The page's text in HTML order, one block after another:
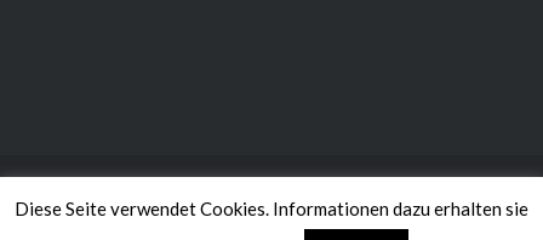
Stolz präsentiert von WordPress |Theme: Dyad von
WordPress.com
Diese Seite verwendet Cookies. Informationen dazu erhalten sie